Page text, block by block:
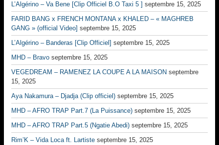
L’Algérino – Va Bene [Clip Officiel B.O Taxi 5 ] septembre 15, 2025
FARID BANG x FRENCH MONTANA x KHALED – « MAGHREB
GANG » (official Video] septembre 15, 2025
L’Algérino – Banderas [Clip Officiel] septembre 15, 2025
MHD – Bravo septembre 15, 2025
VEGEDREAM – RAMENEZ LA COUPE A LA MAISON septembre
15, 2025
Aya Nakamura – Djadja (Clip officiel) septembre 15, 2025
MHD – AFRO TRAP Part.7 (La Puissance) septembre 15, 2025
MHD – AFRO TRAP Part.5 (Ngatie Abedi) septembre 15, 2025
Rim’K – Vida Loca ft. Lartiste septembre 15, 2025